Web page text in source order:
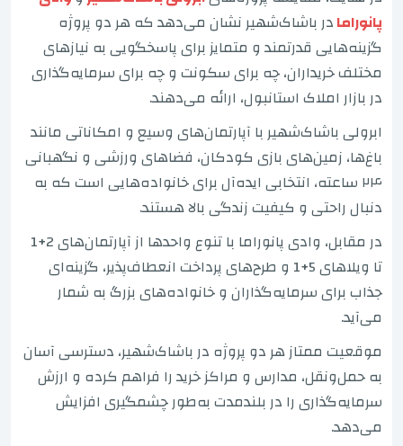
پانورامادر باشاک‌شهیر نشان می‌دهد که هر دو پروژه
گزینه‌هایی قدرتمند و متمایز برای پاسخگویی به نیازهای
مختلف خریداران، چه برای سکونت و چه برای سرمایه‌گذاری
در بازار املاک استانبول، ارائه می‌دهند.
ابرولی باشاک‌شهیر با آپارتمان‌های وسیع و امکاناتی مانند
باغ‌ها، زمین‌های بازی کودکان، فضاهای ورزشی و نگهبانی
۲۴ ساعته، انتخابی ایده‌آل برای خانواده‌هایی است که به
دنبال راحتی و کیفیت زندگی بالا هستند.
در مقابل، وادی پانوراما با تنوع واحدها از آپارتمان‌های 2+1
تا ویلاهای 5+1 و طرح‌های پرداخت انعطاف‌پذیر، گزینه‌ای
جذاب برای سرمایه‌گذاران و خانواده‌های بزرگ به شمار
می‌آید.
موقعیت ممتاز هر دو پروژه در باشاک‌شهیر، دسترسی آسان
به حمل‌ونقل، مدارس و مراکز خرید را فراهم کرده و ارزش
سرمایه‌گذاری را در بلندمدت به‌طور چشمگیری افزایش
می‌دهد.